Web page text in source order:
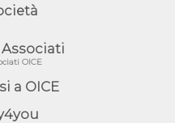
OICE
a OICE